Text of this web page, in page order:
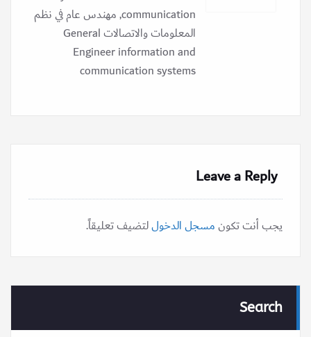
communication, مهندس عام في نظم
المعلومات والاتصالات General
Engineer information and
communication systems
Leave a Reply
يجب أنت تكونمسجل الدخوللتضيف تعليقاً.
Search